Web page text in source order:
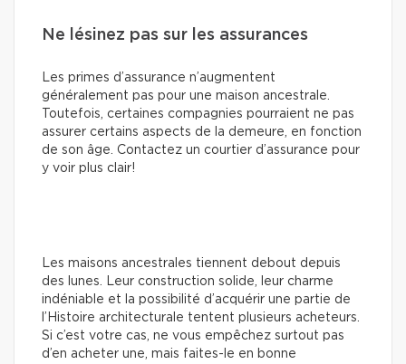
Ne lésinez pas sur les assurances
Les primes d’assurance n’augmentent
généralement pas pour une maison ancestrale.
Toutefois, certaines compagnies pourraient ne pas
assurer certains aspects de la demeure, en fonction
de son âge. Contactez un courtier d’assurance pour
y voir plus clair!
Les maisons ancestrales tiennent debout depuis
des lunes. Leur construction solide, leur charme
indéniable et la possibilité d’acquérir une partie de
l’Histoire architecturale tentent plusieurs acheteurs.
Si c’est votre cas, ne vous empêchez surtout pas
d’en acheter une, mais faites-le en bonne